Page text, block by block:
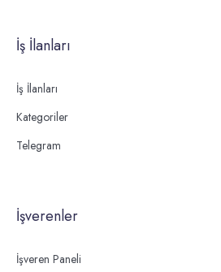
İş İlanları
İş İlanları
Kategoriler
Telegram
İşverenler
İşveren Paneli